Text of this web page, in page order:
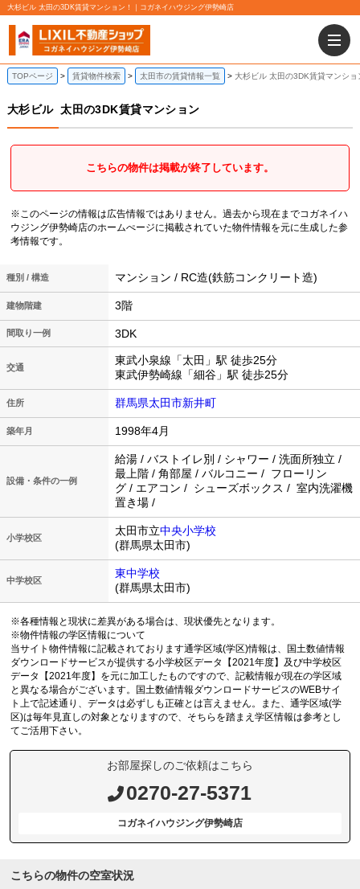
大杉ビル 太田の3DK賃貸マンション！｜コガネイハウジング伊勢崎店
TOPページ 賃貸物件検索 太田市の賃貸情報一覧 大杉ビル 太田の3DK賃貸マンショ
大杉ビル 太田の3DK賃貸マンション
こちらの物件は掲載が終了しています。
※このページの情報は広告情報ではありません。過去から現在までコガネイハ
ウジング伊勢崎店のホームぺージに掲載されていた物件情報を元に生成した参
考情報です。
種別 / 構造 マンション / RC造(鉄筋コンクリート造)
建物階建 3階
間取り一例 3DK
交通
東武小泉線「太田」駅 徒歩25分
東武伊勢崎線「細谷」駅 徒歩25分
住所 群馬県太田市新井町
築年月 1998年4月
設備・条件の一例
給湯 / バストイレ別 / シャワー / 洗面所独立 /
最上階 / 角部屋 / バルコニー / フローリン
グ / エアコン / シューズボックス / 室内洗濯機
置き場 /
小学校区
太田市立中央小学校
(群馬県太田市)
中学校区
東中学校
(群馬県太田市)
※各種情報と現状に差異がある場合は、現状優先となります。
※物件情報の学区情報について
当サイト物件情報に記載されております通学区域(学区)情報は、国土数値情報
ダウンロードサービスが提供する小学校区データ【2021年度】及び中学校区
データ【2021年度】を元に加工したものですので、記載情報が現在の学区域
と異なる場合がございます。国土数値情報ダウンロードサービスのWEBサイ
ト上で記述通り、データは必ずしも正確とは言えません。また、通学区域(学
区)は毎年見直しの対象となりますので、そちらを踏まえ学区情報は参考とし
てご活用下さい。
お部屋探しのご依頼はこちら
0270-27-5371
コガネイハウジング伊勢崎店
こちらの物件の空室状況